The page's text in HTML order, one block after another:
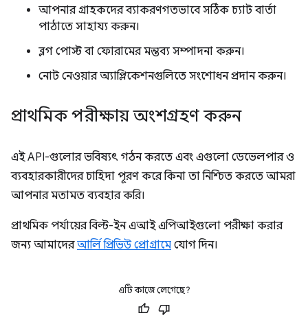
আপনার গ্রাহকদের ব্যাকরণগতভাবে সঠিক চ্যাট বার্তা
পাঠাতে সাহায্য করুন।
ব্লগ পোস্ট বা ফোরামের মন্তব্য সম্পাদনা করুন।
নোট নেওয়ার অ্যাপ্লিকেশনগুলিতে সংশোধন প্রদান করুন।
প্রাথমিক পরীক্ষায় অংশগ্রহণ করুন
এই API-গুলোর ভবিষ্যৎ গঠন করতে এবং এগুলো ডেভেলপার ও
ব্যবহারকারীদের চাহিদা পূরণ করে কিনা তা নিশ্চিত করতে আমরা
আপনার মতামত ব্যবহার করি।
প্রাথমিক পর্যায়ের বিল্ট-ইন এআই এপিআইগুলো পরীক্ষা করার
জন্য আমাদেরআর্লি প্রিভিউ প্রোগ্রামে যোগ দিন।
এটি কাজে লেগেছে?